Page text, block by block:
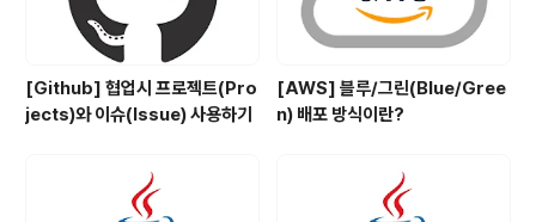
[Github] 협업시 프로젝트(Pro
jects)와 이슈(Issue) 사용하기
[AWS] 블루/그린(Blue/Gree
n) 배포 방식이란?